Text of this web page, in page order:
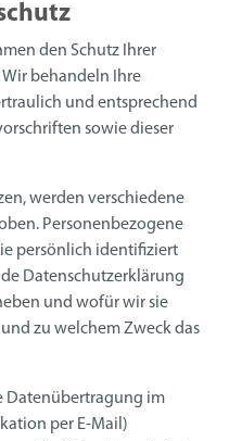
den Schutz Ihrer
behandeln Ihre
und entsprechend
sowie dieser
werden verschiedene
Personenbezogene
persönlich identifiziert
Datenschutzerklärung
und wofür wir sie
zu welchem Zweck das
Datenübertragung im
per E-Mail)